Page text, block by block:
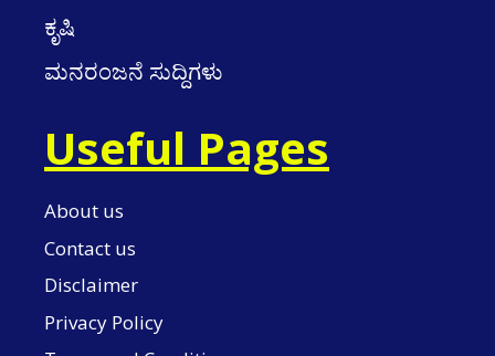
ಕೃಷಿ
ಮನರಂಜನೆ ಸುದ್ದಿಗಳು
Useful Pages
About us
Contact us
Disclaimer
Privacy Policy